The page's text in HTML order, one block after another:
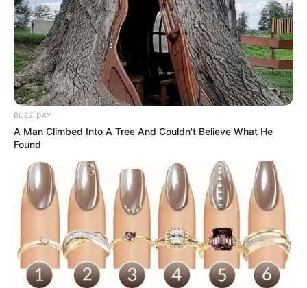
BUZZ DAY
A Man Climbed Into A Tree And Couldn't Believe What He
Found